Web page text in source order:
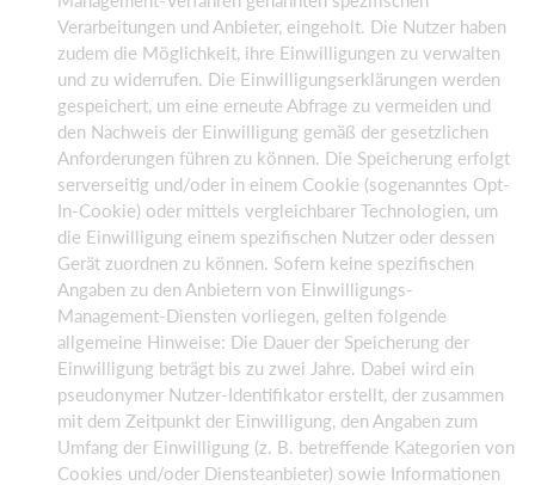
Verarbeitungen und Anbieter, eingeholt. Die Nutzer haben
zudem die Möglichkeit, ihre Einwilligungen zu verwalten
und zu widerrufen. Die Einwilligungserklärungen werden
gespeichert, um eine erneute Abfrage zu vermeiden und
den Nachweis der Einwilligung gemäß der gesetzlichen
Anforderungen führen zu können. Die Speicherung erfolgt
serverseitig und/oder in einem Cookie (sogenanntes Opt-
In-Cookie) oder mittels vergleichbarer Technologien, um
die Einwilligung einem spezifischen Nutzer oder dessen
Gerät zuordnen zu können. Sofern keine spezifischen
Angaben zu den Anbietern von Einwilligungs-
Management-Diensten vorliegen, gelten folgende
allgemeine Hinweise: Die Dauer der Speicherung der
Einwilligung beträgt bis zu zwei Jahre. Dabei wird ein
pseudonymer Nutzer-Identifikator erstellt, der zusammen
mit dem Zeitpunkt der Einwilligung, den Angaben zum
Umfang der Einwilligung (z. B. betreffende Kategorien von
Cookies und/oder Diensteanbieter) sowie Informationen